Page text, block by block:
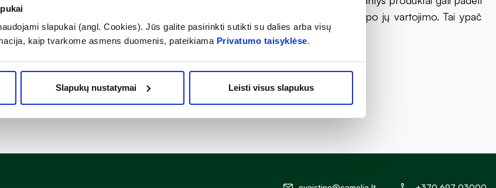
slapukai (angl. Cookies). Jūs galite pasirinkti sutikti su dalies arba visų
kaip tvarkome asmens duomenis, pateikiama Privatumo taisyklėse.
Slapukų nustatymai Leisti visus slapukus
produktai sukurti taip, kad veiktų greitai ir suteiktų palengvėjimą iškart po jų vartojimo. Tai ypač
rūgšties refliukso simptomus.